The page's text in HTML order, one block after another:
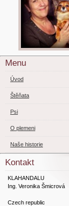
Menu
Úvod
Štěňata
Psi
O plemeni
Naše historie
Kontakt
KLAHANDALU
Ing. Veronika Šmicrová
Czech republic